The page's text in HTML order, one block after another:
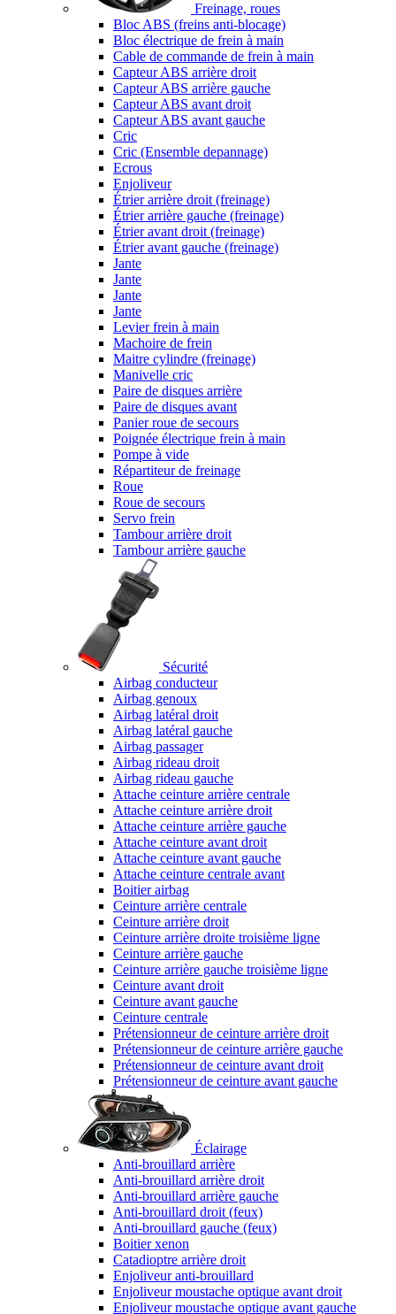
Freinage, roues
Bloc ABS (freins anti-blocage)
Bloc électrique de frein à main
Cable de commande de frein à main
Capteur ABS arrière droit
Capteur ABS arrière gauche
Capteur ABS avant droit
Capteur ABS avant gauche
Cric
Cric (Ensemble depannage)
Ecrous
Enjoliveur
Étrier arrière droit (freinage)
Étrier arrière gauche (freinage)
Étrier avant droit (freinage)
Étrier avant gauche (freinage)
Jante
Jante
Jante
Jante
Levier frein à main
Machoire de frein
Maitre cylindre (freinage)
Manivelle cric
Paire de disques arrière
Paire de disques avant
Panier roue de secours
Poignée électrique frein à main
Pompe à vide
Répartiteur de freinage
Roue
Roue de secours
Servo frein
Tambour arrière droit
Tambour arrière gauche
Sécurité
Airbag conducteur
Airbag genoux
Airbag latéral droit
Airbag latéral gauche
Airbag passager
Airbag rideau droit
Airbag rideau gauche
Attache ceinture arrière centrale
Attache ceinture arrière droit
Attache ceinture arrière gauche
Attache ceinture avant droit
Attache ceinture avant gauche
Attache ceinture centrale avant
Boitier airbag
Ceinture arrière centrale
Ceinture arrière droit
Ceinture arrière droite troisième ligne
Ceinture arrière gauche
Ceinture arrière gauche troisième ligne
Ceinture avant droit
Ceinture avant gauche
Ceinture centrale
Prétensionneur de ceinture arrière droit
Prétensionneur de ceinture arrière gauche
Prétensionneur de ceinture avant droit
Prétensionneur de ceinture avant gauche
Éclairage
Anti-brouillard arrière
Anti-brouillard arrière droit
Anti-brouillard arrière gauche
Anti-brouillard droit (feux)
Anti-brouillard gauche (feux)
Boitier xenon
Catadioptre arrière droit
Enjoliveur anti-brouillard
Enjoliveur moustache optique avant droit
Enjoliveur moustache optique avant gauche